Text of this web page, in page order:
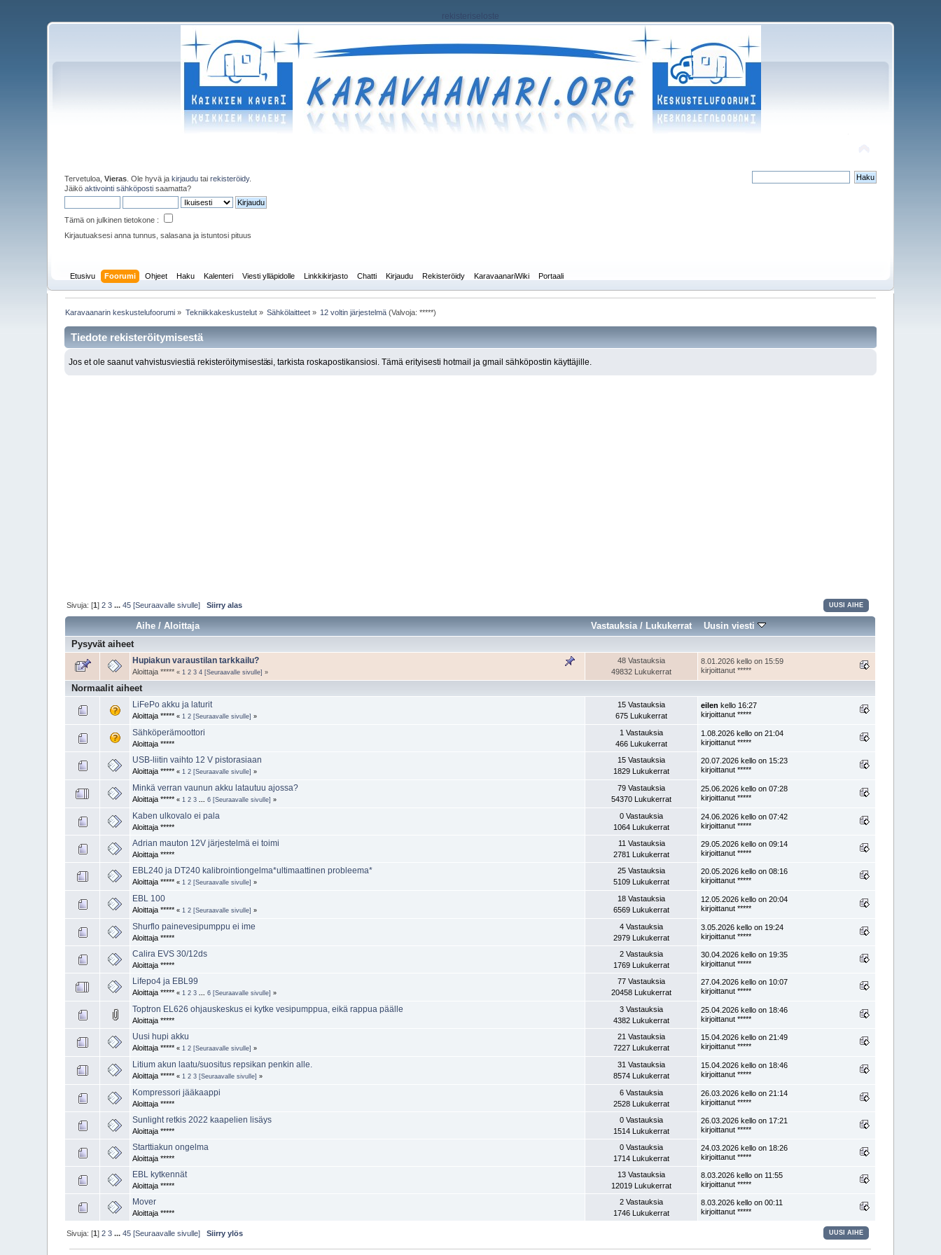
rekisteriseloste
Tervetuloa,Vieras . Ole hyvä jakirjaudu tairekisteröidy.
Jäiköaktivointi sähköposti saamatta?
Tämä on julkinen tietokone :
Kirjautuaksesi anna tunnus, salasana ja istuntosi pituus
Etusivu Foorumi Ohjeet Haku Kalenteri Viesti ylläpidolle Linkkikirjasto Chatti Kirjaudu Rekisteröidy KaravaanariWiki Portaali
Karavaanarin keskustelufoorumi » Tekniikkakeskustelut» Sähkölaitteet » 12 voltin järjestelmä (Valvoja: *****)
Tiedote rekisteröitymisestä
Jos et ole saanut vahvistusviestiä rekisteröitymisestäsi, tarkista roskapostikansiosi. Tämä erityisesti hotmail ja gmail sähköpostin käyttäjille.
Sivuja: [1]2 3 ...45 [Seuraavalle sivulle] Siirry alas UUSI AIHE
Aihe /Aloittaja Vastauksia/ Lukukerrat
Uusin viesti
Pysyvät aiheet
Hupiakun varaustilan tarkkailu?
Aloittaja *****«1 2 3 4 [Seuraavalle sivulle] »
48 Vastauksia
49832 Lukukerrat
8.01.2026 kello on 15:59
kirjoittanut *****
Normaalit aiheet
LiFePo akku ja laturit
Aloittaja *****«1 2 [Seuraavalle sivulle] »
15 Vastauksia
675 Lukukerrat
eilen kello 16:27
kirjoittanut *****
Sähköperämoottori
Aloittaja *****
1 Vastauksia
466 Lukukerrat
1.08.2026 kello on 21:04
kirjoittanut *****
USB-liitin vaihto 12 V pistorasiaan
Aloittaja *****«1 2 [Seuraavalle sivulle] »
15 Vastauksia
1829 Lukukerrat
20.07.2026 kello on 15:23
kirjoittanut *****
Minkä verran vaunun akku latautuu ajossa?
Aloittaja *****«1 2 3 ...6 [Seuraavalle sivulle] »
79 Vastauksia
54370 Lukukerrat
25.06.2026 kello on 07:28
kirjoittanut *****
Kaben ulkovalo ei pala
Aloittaja *****
0 Vastauksia
1064 Lukukerrat
24.06.2026 kello on 07:42
kirjoittanut *****
Adrian mauton 12V järjestelmä ei toimi
Aloittaja *****
11 Vastauksia
2781 Lukukerrat
29.05.2026 kello on 09:14
kirjoittanut *****
EBL240 ja DT240 kalibrointiongelma*ultimaattinen probleema*
Aloittaja *****«1 2 [Seuraavalle sivulle] »
25 Vastauksia
5109 Lukukerrat
20.05.2026 kello on 08:16
kirjoittanut *****
EBL 100
Aloittaja *****«1 2 [Seuraavalle sivulle] »
18 Vastauksia
6569 Lukukerrat
12.05.2026 kello on 20:04
kirjoittanut *****
Shurflo painevesipumppu ei ime
Aloittaja *****
4 Vastauksia
2979 Lukukerrat
3.05.2026 kello on 19:24
kirjoittanut *****
Calira EVS 30/12ds
Aloittaja *****
2 Vastauksia
1769 Lukukerrat
30.04.2026 kello on 19:35
kirjoittanut *****
Lifepo4 ja EBL99
Aloittaja *****«1 2 3 ...6 [Seuraavalle sivulle] »
77 Vastauksia
20458 Lukukerrat
27.04.2026 kello on 10:07
kirjoittanut *****
Toptron EL626 ohjauskeskus ei kytke vesipumppua, eikä rappua päälle
Aloittaja *****
3 Vastauksia
4382 Lukukerrat
25.04.2026 kello on 18:46
kirjoittanut *****
Uusi hupi akku
Aloittaja *****«1 2 [Seuraavalle sivulle] »
21 Vastauksia
7227 Lukukerrat
15.04.2026 kello on 21:49
kirjoittanut *****
Litium akun laatu/suositus repsikan penkin alle.
Aloittaja *****«1 2 3 [Seuraavalle sivulle] »
31 Vastauksia
8574 Lukukerrat
15.04.2026 kello on 18:46
kirjoittanut *****
Kompressori jääkaappi
Aloittaja *****
6 Vastauksia
2528 Lukukerrat
26.03.2026 kello on 21:14
kirjoittanut *****
Sunlight retkis 2022 kaapelien lisäys
Aloittaja *****
0 Vastauksia
1514 Lukukerrat
26.03.2026 kello on 17:21
kirjoittanut *****
Starttiakun ongelma
Aloittaja *****
0 Vastauksia
1714 Lukukerrat
24.03.2026 kello on 18:26
kirjoittanut *****
EBL kytkennät
Aloittaja *****
13 Vastauksia
12019 Lukukerrat
8.03.2026 kello on 11:55
kirjoittanut *****
Mover
Aloittaja *****
2 Vastauksia
1746 Lukukerrat
8.03.2026 kello on 00:11
kirjoittanut *****
UUSI AIHE
Sivuja: [1]2 3 ...45 [Seuraavalle sivulle] Siirry ylös